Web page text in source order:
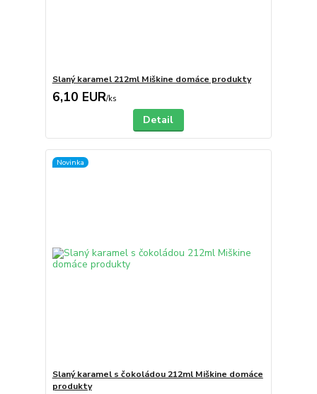
Slaný karamel 212ml Miškine domáce produkty
6,10 EUR/ks
Detail
Novinka
Slaný karamel s čokoládou 212ml Miškine domáce
produkty